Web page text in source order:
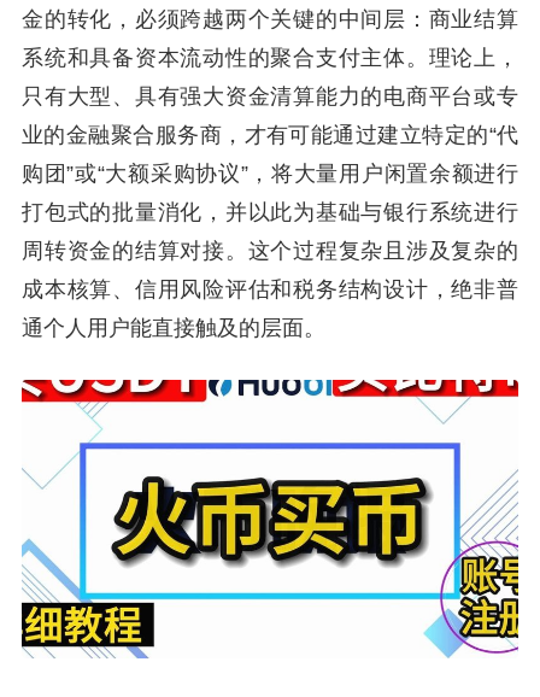
金的转化，必须跨越两个关键的中间层：商业结算
系统和具备资本流动性的聚合支付主体。理论上，
只有大型、具有强大资金清算能力的电商平台或专
业的金融聚合服务商，才有可能通过建立特定的“代
购团”或“大额采购协议”，将大量用户闲置余额进行
打包式的批量消化，并以此为基础与银行系统进行
周转资金的结算对接。这个过程复杂且涉及复杂的
成本核算、信用风险评估和税务结构设计，绝非普
通个人用户能直接触及的层面。